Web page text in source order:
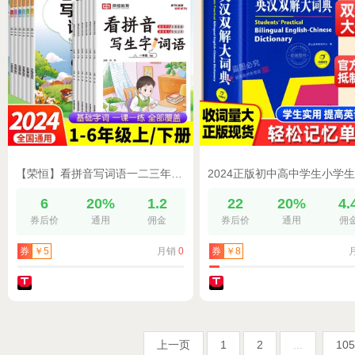
6
券后价
20%
通用
1.2
佣金
券 ￥5 月销 0
22
券后价
20%
通用 佣
券 ￥8
上一页 1 2 105